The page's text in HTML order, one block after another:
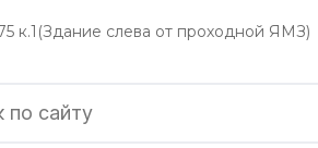
к.1(Здание слева от проходной ЯМЗ)